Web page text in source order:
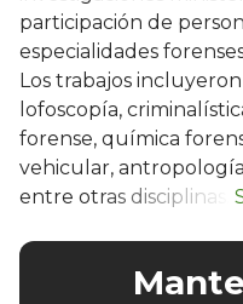
participación de
especialidades
Los trabajos
lofoscopía,
forense, química
vehicular,
entre otras disciplinas.